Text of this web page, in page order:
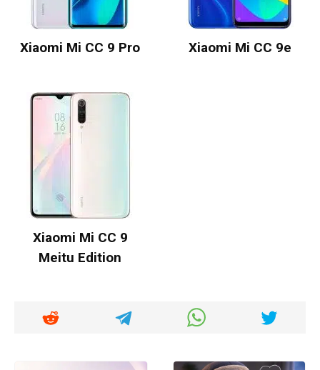
Xiaomi Mi CC 9 Pro Xiaomi Mi CC 9e
Xiaomi Mi CC 9
Meitu Edition